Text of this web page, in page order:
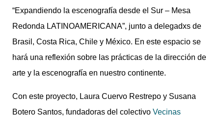
“Expandiendo la escenografía desde el Sur – Mesa
Redonda LATINOAMERICANA”, junto a delegadxs de
Brasil, Costa Rica, Chile y México. En este espacio se
hará una reflexión sobre las prácticas de la dirección de
arte y la escenografía en nuestro continente.
Con este proyecto, Laura Cuervo Restrepo y Susana
Botero Santos, fundadoras del colectivo Vecinas